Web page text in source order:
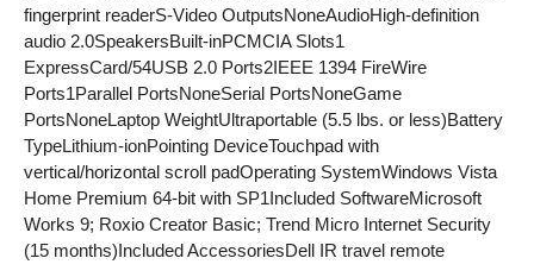
fingerprint readerS-Video OutputsNoneAudioHigh-definition
audio 2.0SpeakersBuilt-inPCMCIA Slots1
ExpressCard/54USB 2.0 Ports2IEEE 1394 FireWire
Ports1Parallel PortsNoneSerial PortsNoneGame
PortsNoneLaptop WeightUltraportable (5.5 lbs. or less)Battery
TypeLithium-ionPointing DeviceTouchpad with
vertical/horizontal scroll padOperating SystemWindows Vista
Home Premium 64-bit with SP1Included SoftwareMicrosoft
Works 9; Roxio Creator Basic; Trend Micro Internet Security
(15 months)Included AccessoriesDell IR travel remote